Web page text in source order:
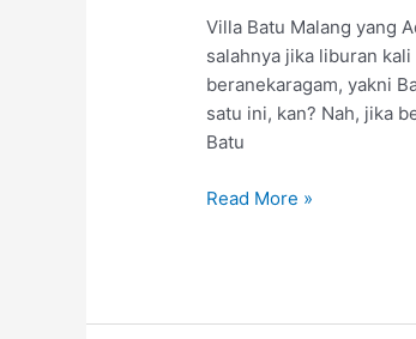
Villa Batu Malang yang
salahnya jika liburan
beranekaragam, yakni
satu ini, kan? Nah, jika
Batu
Kolam
Renangnya
Read More »